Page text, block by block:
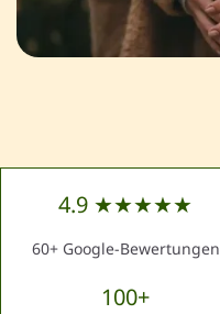
4.9 ★★★★★
60+ Google-Bewertungen
100+